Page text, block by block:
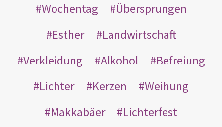
Wochentag
Übersprungen
Esther
Landwirtschaft
Verkleidung
Alkohol
Befreiung
Lichter
Kerzen
Weihung
Makkabäer
Lichterfest